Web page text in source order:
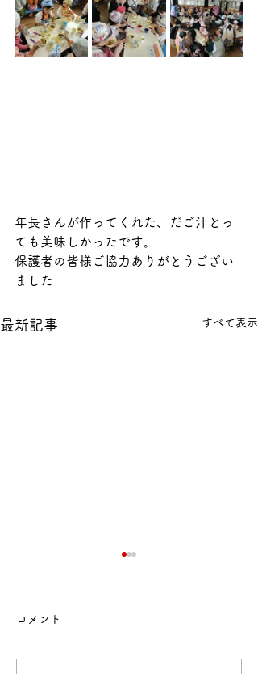
年長さんが作ってくれた、だご汁とっ
ても美味しかったです。
保護者の皆様ご協力ありがとうござい
ました
最新記事 すべて表示
🎂誕生会出し物✨
コメント